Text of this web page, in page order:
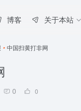
博客 关于本站
• 中国扫黄打非网
0 0